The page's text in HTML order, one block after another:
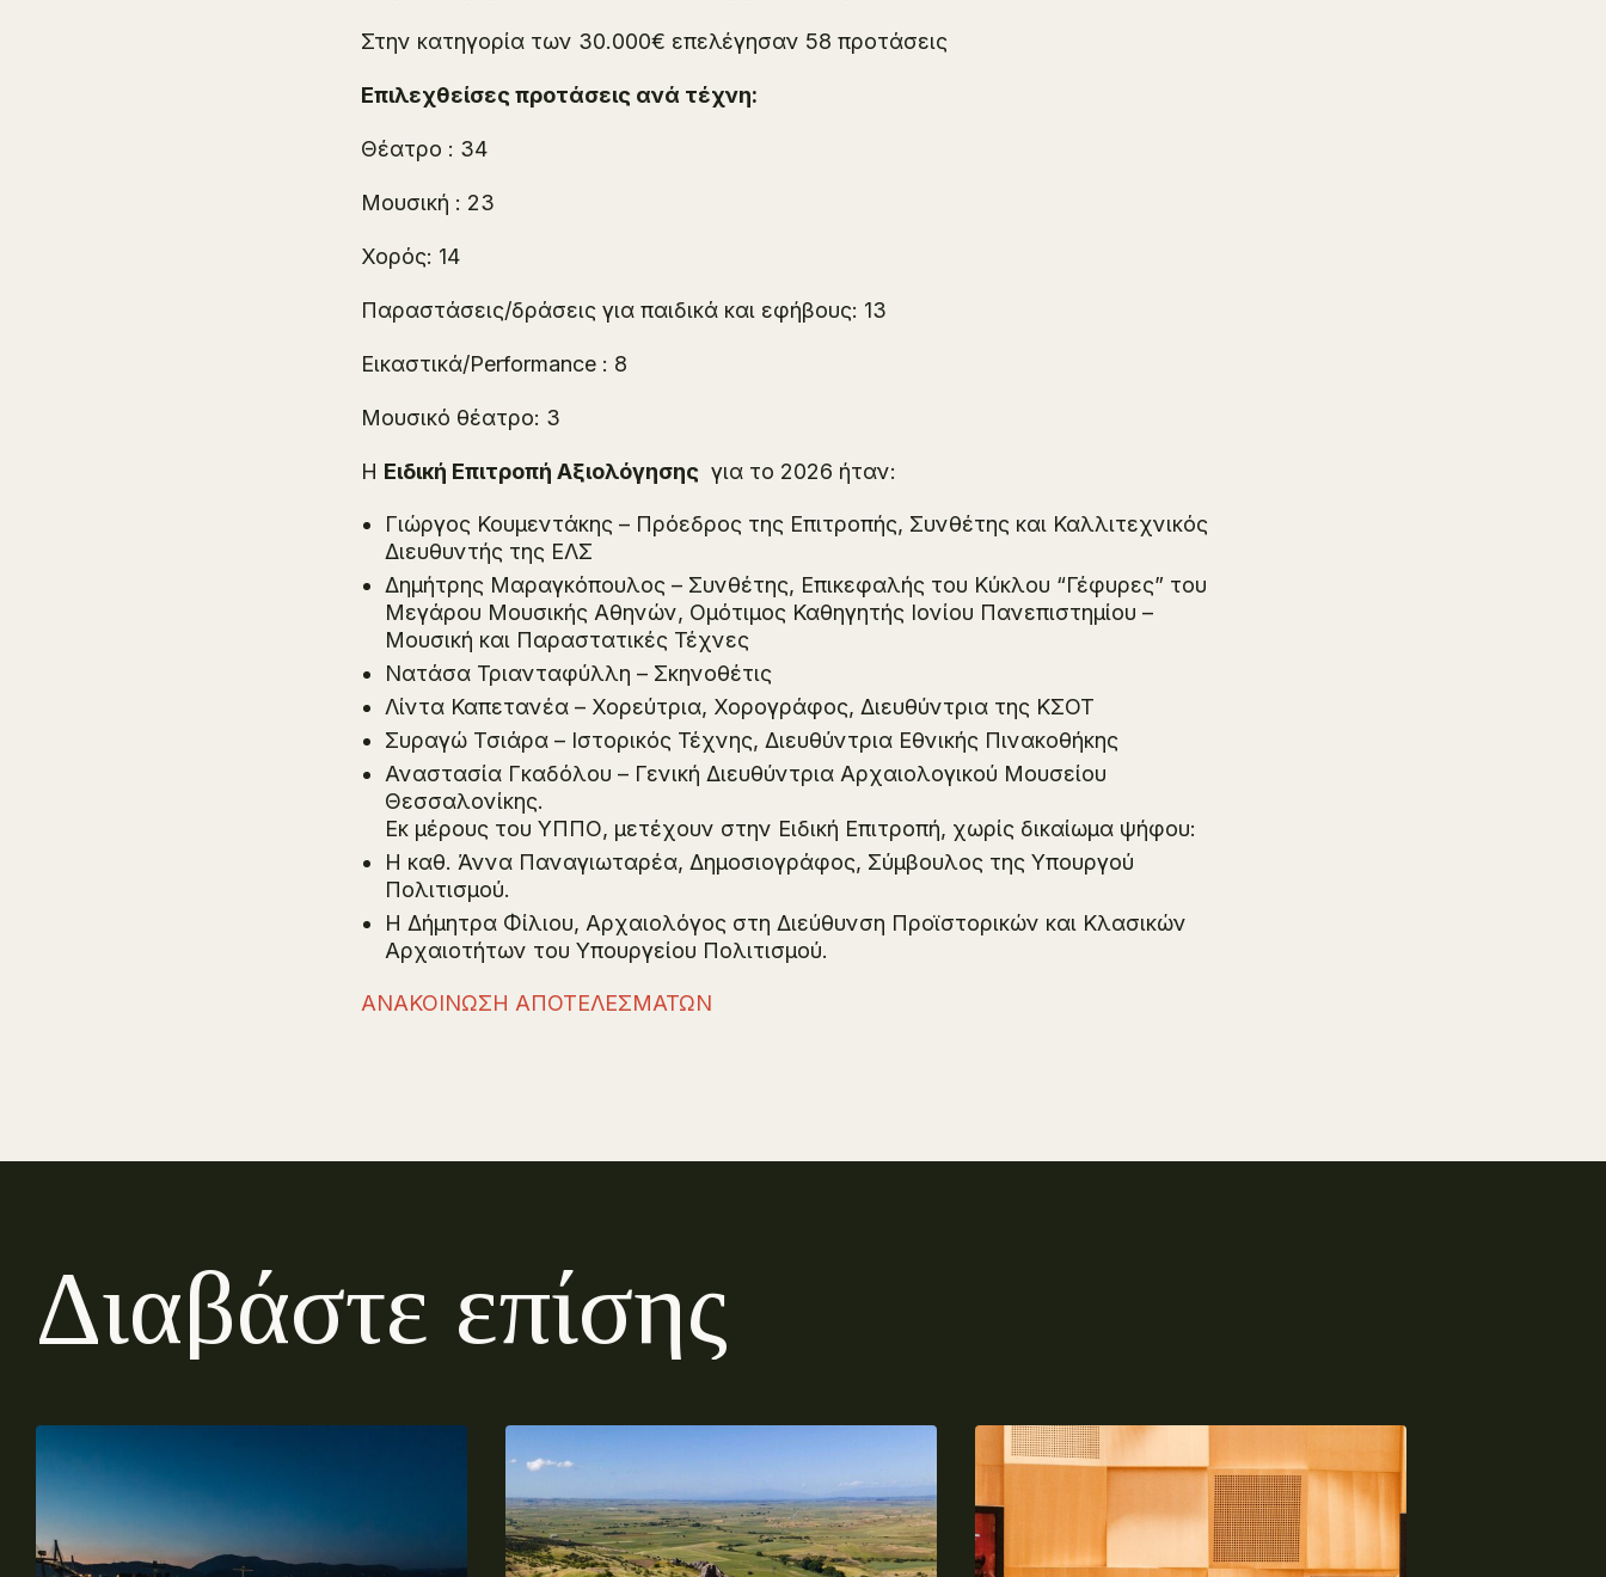
Στην κατηγορία των 30.000€ επελέγησαν 58 προτάσεις
Επιλεχθείσες προτάσεις ανά τέχνη:
Θέατρο : 34
Μουσική : 23
Χορός: 14
Παραστάσεις/δράσεις για παιδικά και εφήβους: 13
Εικαστικά/Performance : 8
Μουσικό θέατρο: 3
Η Ειδική Επιτροπή Αξιολόγησης για το 2026 ήταν:
Γιώργος Κουμεντάκης – Πρόεδρος της Επιτροπής, Συνθέτης και Καλλιτεχνικός
Διευθυντής της ΕΛΣ
Δημήτρης Μαραγκόπουλος – Συνθέτης, Επικεφαλής του Κύκλου “Γέφυρες” του
Μεγάρου Μουσικής Αθηνών, Ομότιμος Καθηγητής Ιονίου Πανεπιστημίου –
Μουσική και Παραστατικές Τέχνες
Νατάσα Τριανταφύλλη – Σκηνοθέτις
Λίντα Καπετανέα – Χορεύτρια, Χορογράφος, Διευθύντρια της ΚΣΟΤ
Συραγώ Τσιάρα – Ιστορικός Τέχνης, Διευθύντρια Εθνικής Πινακοθήκης
Αναστασία Γκαδόλου – Γενική Διευθύντρια Αρχαιολογικού Μουσείου
Θεσσαλονίκης.
Εκ μέρους του ΥΠΠΟ, μετέχουν στην Ειδική Επιτροπή, χωρίς δικαίωμα ψήφου:
Η καθ. Άννα Παναγιωταρέα, Δημοσιογράφος, Σύμβουλος της Υπουργού
Πολιτισμού.
Η Δήμητρα Φίλιου, Αρχαιολόγος στη Διεύθυνση Προϊστορικών και Κλασικών
Αρχαιοτήτων του Υπουργείου Πολιτισμού.
AΝΑΚΟΙΝΩΣΗ ΑΠΟΤΕΛΕΣΜΑΤΩΝ
Διαβάστε επίσης